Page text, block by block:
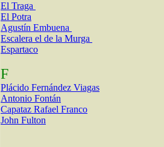
El Traga
El Potra
Agustín Embuena
Escalera el de la Murga
Espartaco
F
Plácido Fernández Viagas
Antonio Fontán
Capataz Rafael Franco
John Fulton